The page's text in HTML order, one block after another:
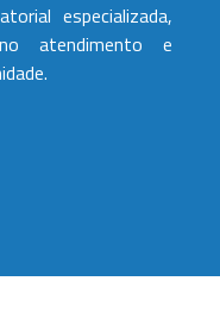
especializada,
atendimento e